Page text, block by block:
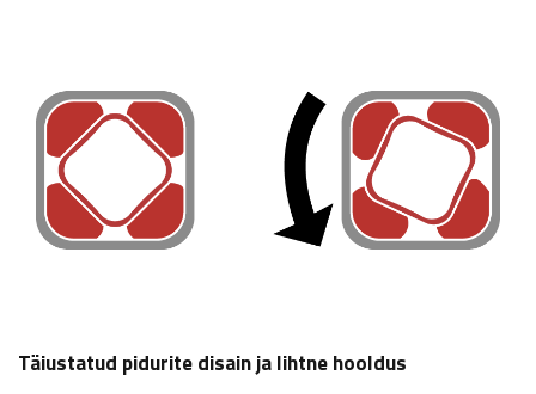
Täiustatud pidurite disain ja lihtne hooldus